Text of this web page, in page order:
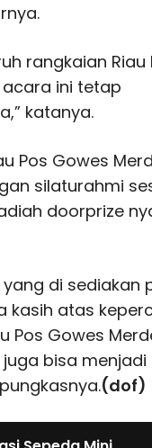
rangkaian Riau
ini tetap
katanya.
Pos Gowes
silaturahmi
doorprize
di sediakan
kasih atas
Pos Gowes
bisa menjadi
(dof)